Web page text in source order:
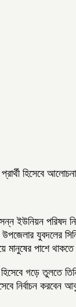
প্রার্থী হিসেবে
পরিষদ
যুবদলের
পাশে
গড়ে তুলতে
নির্বাচন